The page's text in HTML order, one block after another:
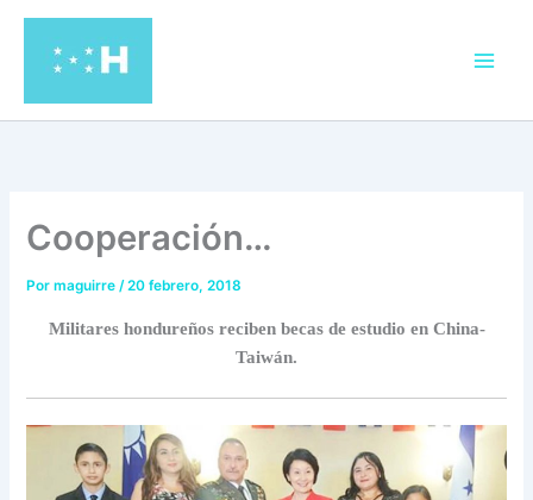
contenido
Cooperación…
Pormaguirre/20 febrero, 2018
Militares hondureños reciben becas de estudio en China-
Taiwán.